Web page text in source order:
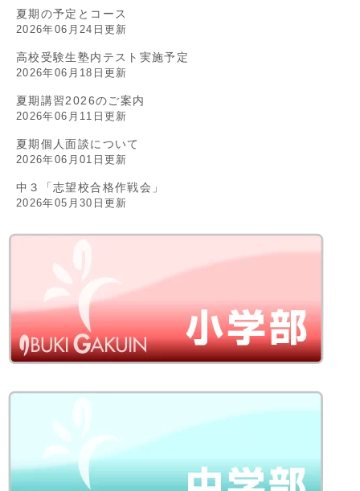
夏期の予定とコース
2026年06月24日更新
高校受験生塾内テスト実施予定
2026年06月18日更新
夏期講習2026のご案内
2026年06月11日更新
夏期個人面談について
2026年06月01日更新
中３「志望校合格作戦会」
2026年05月30日更新